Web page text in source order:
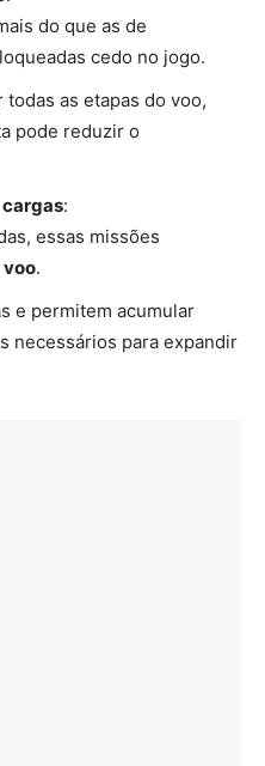
do que as de
cedo no jogo.
as etapas do voo,
pode reduzir o
:
essas missões
voo.
e permitem acumular
necessários para expandir